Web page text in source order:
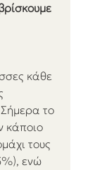
κάθε
το
κάποιο
τους
ενώ